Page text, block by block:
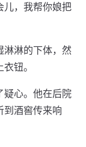
儿，我帮你娘把
淋淋的下体，然
钮。
疑心。他在后院
到酒窖传来响